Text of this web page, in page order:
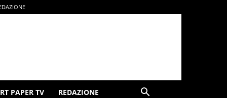
PAPER TV REDAZIONE